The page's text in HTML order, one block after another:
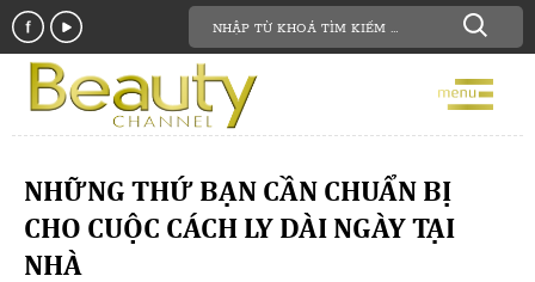
NHỮNG THỨ BẠN CẦN CHUẨN BỊ
CHO CUỘC CÁCH LY DÀI NGÀY TẠI
NHÀ